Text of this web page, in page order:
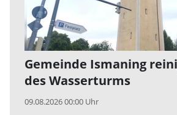
Gemeinde Ismaning
des Wasserturms
09.08.2026 00:00 Uhr